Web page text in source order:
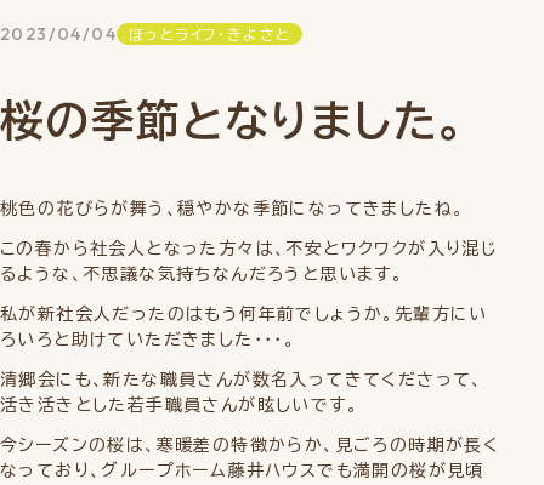
2023/04/04 ほっとライフ・きよさと
桜の季節となりました。
桃色の花びらが舞う、穏やかな季節になってきましたね。
この春から社会人となった方々は、不安とワクワクが入り混じ
るような、不思議な気持ちなんだろうと思います。
私が新社会人だったのはもう何年前でしょうか。先輩方にい
ろいろと助けていただきました・・・。
清郷会にも、新たな職員さんが数名入ってきてくださって、
活き活きとした若手職員さんが眩しいです。
今シーズンの桜は、寒暖差の特徴からか、見ごろの時期が長く
なっており、グループホーム藤井ハウスでも満開の桜が見頃